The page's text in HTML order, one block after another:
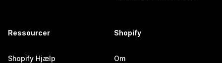
Ressourcer
Shopify Hjælp
Shopify
Om